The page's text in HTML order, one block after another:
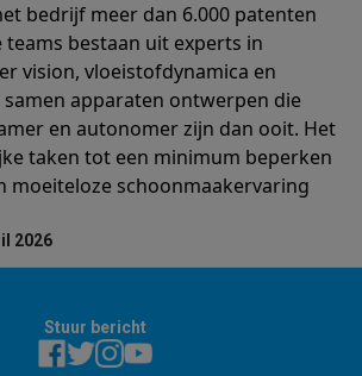
bedrijf meer dan 6.000 patenten
bestaan uit experts in
vision, vloeistofdynamica en
samen apparaten ontwerpen die
en autonomer zijn dan ooit. Het
taken tot een minimum beperken
moeiteloze schoonmaakervaring
2026
Stuur bericht